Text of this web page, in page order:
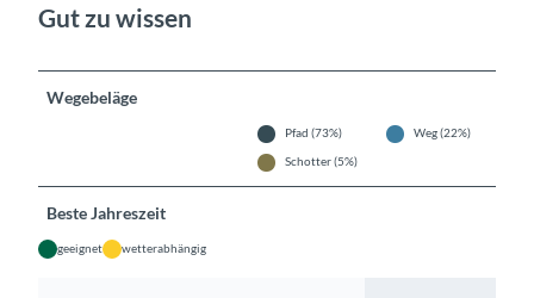
Gut zu wissen
Wegebeläge
Pfad (73%)
Weg (22%)
Schotter (5%)
Beste Jahreszeit
geeignet wetterabhängig